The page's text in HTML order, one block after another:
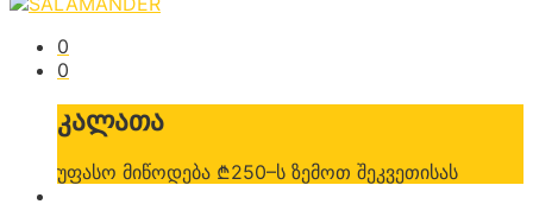
0
0
კალათა
უფასო მიწოდება ₾250–ს ზემოთ შეკვეთისას